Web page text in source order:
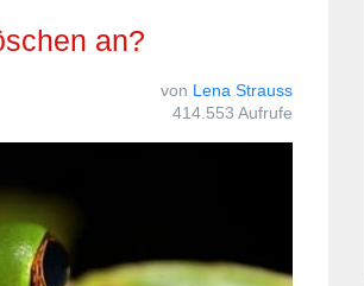
an?
von Lena Strauss
414.553 Aufrufe